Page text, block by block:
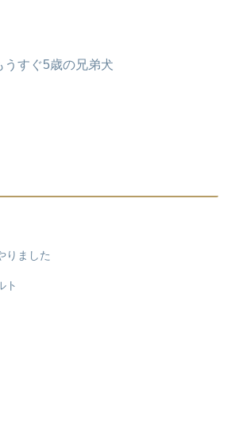
うすぐ5歳の兄弟犬
りました
ト